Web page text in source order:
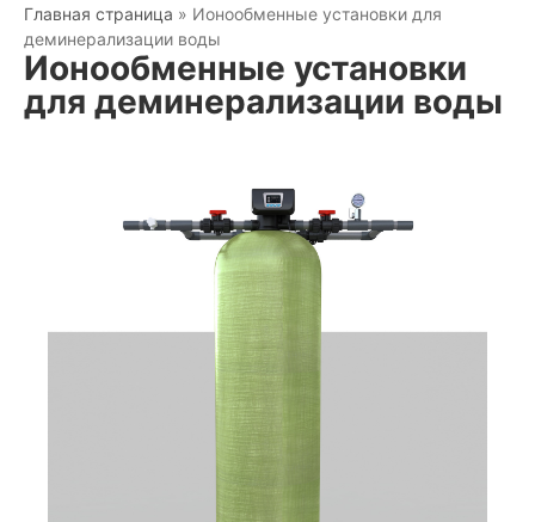
Главная страница » Ионообменные установки для
деминерализации воды
Ионообменные установки
для деминерализации воды